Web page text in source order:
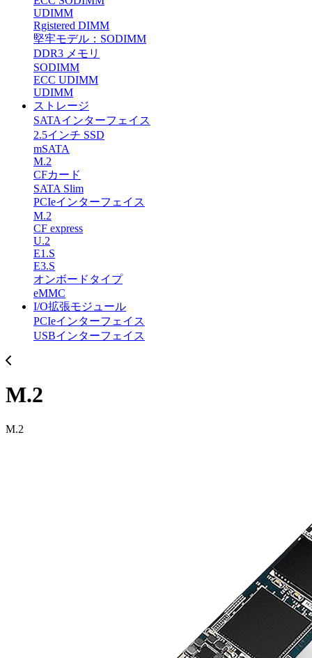
UDIMM
Rgistered DIMM
堅牢モデル：SODIMM
DDR3 メモリ
SODIMM
ECC UDIMM
UDIMM
ストレージ
SATAインターフェイス
2.5インチ SSD
mSATA
M.2
CFカード
SATA Slim
PCIeインターフェイス
M.2
CF express
U.2
E1.S
E3.S
オンボードタイプ
eMMC
I/O拡張モジュール
PCIeインターフェイス
USBインターフェイス
M.2
M.2